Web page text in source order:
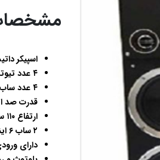
مشخصات
اسپیکر
۴ عدد تیوتر
۴ عدد ساب ۱۰ اینچ
قدرت صد ا : ۴۴۰
ارتفاع ۱۱۰ سانتی متر
۲ ساب ۶ اینچ
دارای